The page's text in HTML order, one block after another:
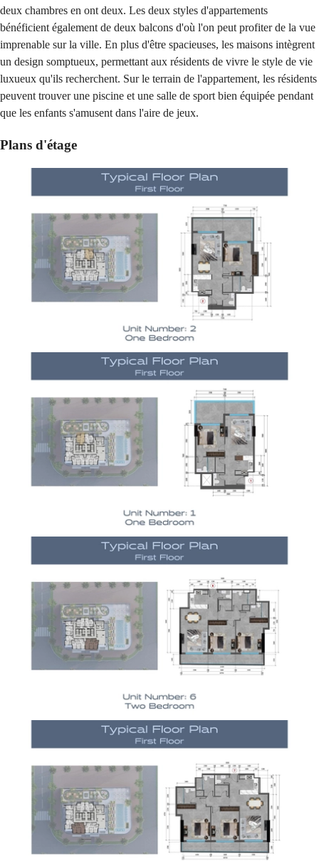
deux chambres en ont deux. Les deux styles d'appartements
bénéficient également de deux balcons d'où l'on peut profiter de la vue
imprenable sur la ville. En plus d'être spacieuses, les maisons intègrent
un design somptueux, permettant aux résidents de vivre le style de vie
luxueux qu'ils recherchent. Sur le terrain de l'appartement, les résidents
peuvent trouver une piscine et une salle de sport bien équipée pendant
que les enfants s'amusent dans l'aire de jeux.
Plans d'étage